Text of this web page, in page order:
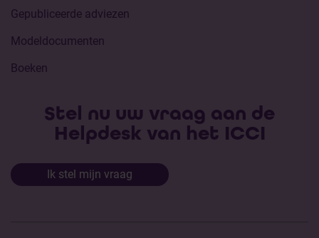
Gepubliceerde adviezen
Modeldocumenten
Boeken
Stel nu uw vraag aan de
Helpdesk van het ICCI
Ik stel mijn vraag